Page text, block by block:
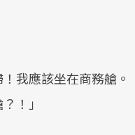
我應該坐在商務艙。
！」